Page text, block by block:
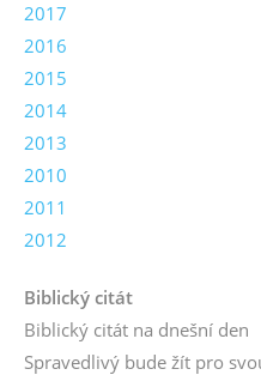
2017
2016
2015
2014
2013
2010
2011
2012
Biblický citát
Biblický citát na dnešní den
Spravedlivý bude žít pro